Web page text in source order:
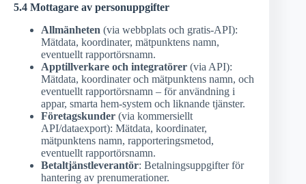
5.4 Mottagare av personuppgifter
Allmänheten (via webbplats och gratis-API):
Mätdata, koordinater, mätpunktens namn,
eventuellt rapportörsnamn.
Apptillverkare och integratörer (via API):
Mätdata, koordinater och mätpunktens namn, och
eventuellt rapportörsnamn – för användning i
appar, smarta hem-system och liknande tjänster.
Företagskunder (via kommersiellt
API/dataexport): Mätdata, koordinater,
mätpunktens namn, rapporteringsmetod,
eventuellt rapportörsnamn.
Betaltjänstleverantör: Betalningsuppgifter för
hantering av prenumerationer.